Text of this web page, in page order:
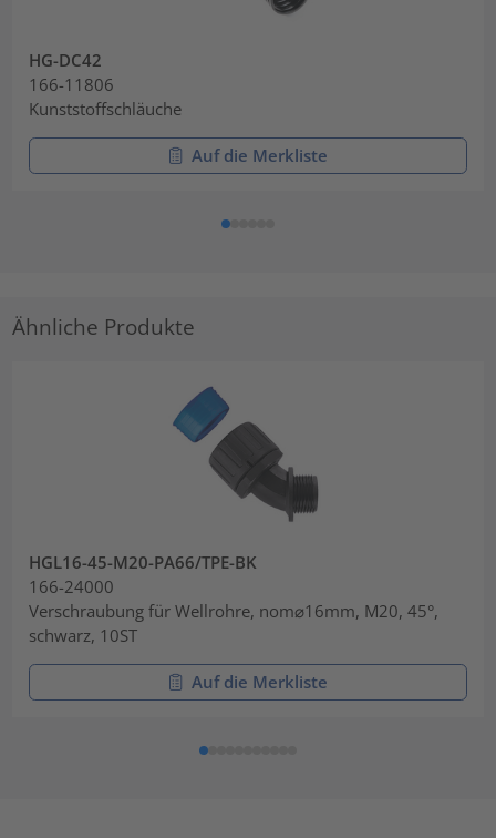
HG-DC42
166-11806
Kunststoffschläuche
Auf die Merkliste
Ähnliche Produkte
HGL16-45-M20-PA66/TPE-BK
166-24000
Verschraubung für Wellrohre, nom⌀16mm, M20, 45°,
schwarz, 10ST
Auf die Merkliste